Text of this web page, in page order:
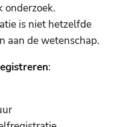
onderzoek.
is niet hetzelfde
aan de wetenschap.
: